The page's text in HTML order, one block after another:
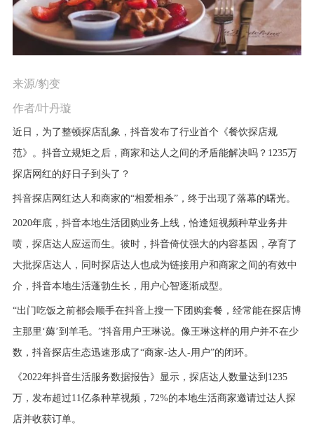
来源/豹变
作者/叶丹璇
近日，为了整顿探店乱象， 抖音发布了行业首个《餐饮探店规
范》。 抖音立规矩之后，商家和达人之间的矛盾能解决吗？1235万
探店网红的好日子到头了？
抖音探店网红达人和商家的“相爱相杀”，终于出现了落幕的曙光。
2020年底， 抖音本地生活团购业务上线，恰逢短视频种草业务井
喷，探店达人应运而生。彼时， 抖音倚仗强大的内容基因，孕育了
大批探店达人，同时探店达人也成为链接用户和商家之间的有效中
介，抖音本地生活蓬勃生长，用户心智逐渐成型。
“出门吃饭之前都会顺手在抖音上搜一下团购套餐，经常能在探店博
主那里‘薅’到羊毛。”抖音用户王琳说。像王琳这样的用户并不在少
数，抖音探店生态迅速形成了“商家-达人-用户”的闭环。
《2022年抖音生活服务数据报告》显示，探店达人数量达到1235
万，发布超过11亿条种草视频，72%的本地生活商家邀请过达人探
店并收获订单。